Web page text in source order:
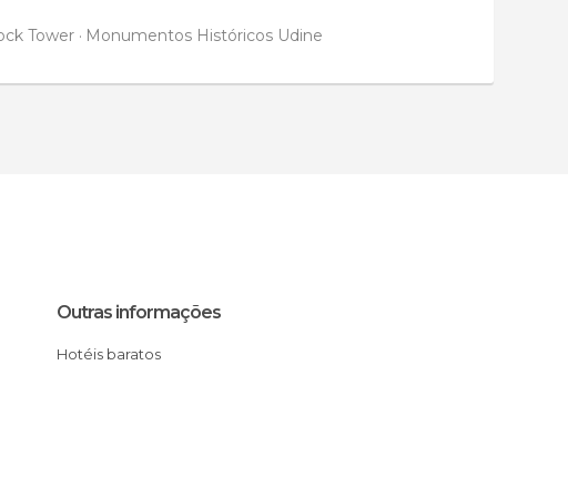
Tower Monumentos Históricos Udine
Outras informações
Hotéis baratos